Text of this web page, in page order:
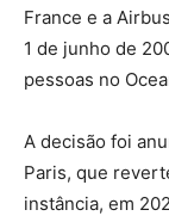
France e a
1 de junho de
pessoas no
A decisão foi
Paris, que
instância, em